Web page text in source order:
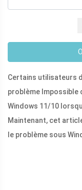
Certains utilisateurs
problème Impossible
Windows 11/10
Maintenant, cet
le problème sous